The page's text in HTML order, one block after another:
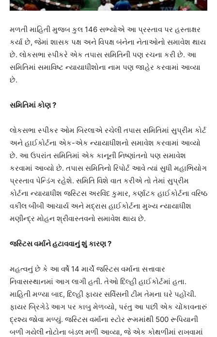
મળતી માહિતી મુજબ કુલ 146 સભ્યોએ આ પ્રસ્તાવ પર હસ્તાક્ષર
કર્યા છે, જેમાં શાસક પક્ષ અને વિપક્ષ બંનેના નેતાઓનો સમાવેશ થાય
છે. લોકસભા સ્પીકરે એક તપાસ સમિતિની પણ રચના કરી છે. આ
સમિતિમાં સમાવિષ્ટ ન્યાયાધીશોના નામ પણ જાહેર કરવામાં આવ્યા
છે.
સમિતિમાં કોણ ?
લોકસભા સ્પીકર ઓમ બિરલાએ રચેલી તપાસ સમિતિમાં સુપ્રીમ કોર્ટ
અને હાઈકોર્ટના એક-એક ન્યાયાધીશનો સમાવેશ કરવામાં આવ્યો
છે. આ ઉપરાંત સમિતિમાં એક કાનૂની નિષ્ણાંતનો પણ સમાવેશ
કરવામાં આવ્યો છે. તપાસ સમિતિનો રિપોર્ટ આવે ત્યાં સુધી મહાભિયોગ
પ્રસ્તાવ પેન્ડિંગ રહેશે. સમિતિ વિશે વાત કરીએ તો તેમાં સુપ્રીમ
કોર્ટના ન્યાયાધીશ જસ્ટિસ અરવિંદ કુમાર, કર્ણાટક હાઈકોર્ટના વરિષ્ઠ
વકીલ બીબી આચાર્ય અને મદ્રાસ હાઈકોર્ટના મુખ્ય ન્યાયાધીશ
મણીન્દ્ર મોહન શ્રીવાસ્તવનો સમાવેશ થાય છે.
જસ્ટિસ વર્માને હટાવવાનું શું કારણ ?
મહત્વનું છે કે આ વર્ષે 14 માર્ચે જસ્ટિસ વર્માના સત્તાવાર
નિવાસસ્થાનમાં આગ લાગી હતી. તેઓ દિલ્હી હાઈકોર્ટમાં હતા.
માહિતી મળ્યા બાદ, દિલ્હી ફાયર સર્વિસની ટીમ તેમના ઘરે પહોંચી.
ફાયર બ્રિગેડે આગ પર કાબુ મેળવ્યો, પરંતુ આ પછી એક ચોંકાવનારું
દ્રશ્ય જોવા મળ્યું. જસ્ટિસ વર્માના સ્ટોર રૂમમાંથી 500 રૂપિયાની
બળી ગયેલી નોટોના બંડલ મળી આવ્યા, જે એક કોથળીમાં રાખવામાં